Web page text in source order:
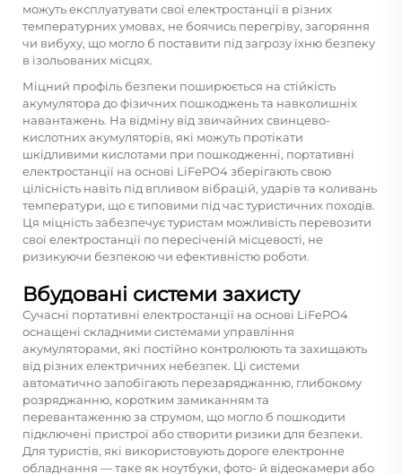
можуть експлуатувати свої електростанції в різних
температурних умовах, не боячись перегріву, загоряння
чи вибуху, що могло б поставити під загрозу їхню безпеку
в ізольованих місцях.
Міцний профіль безпеки поширюється на стійкість
акумулятора до фізичних пошкоджень та навколишніх
навантажень. На відміну від звичайних свинцево-
кислотних акумуляторів, які можуть протікати
шкідливими кислотами при пошкодженні, портативні
електростанції на основі LiFePO4 зберігають свою
цілісність навіть під впливом вібрацій, ударів та коливань
температури, що є типовими під час туристичних походів.
Ця міцність забезпечує туристам можливість перевозити
свої електростанції по пересіченій місцевості, не
ризикуючи безпекою чи ефективністю роботи.
Вбудовані системи захисту
Сучасні портативні електростанції на основі LiFePO4
оснащені складними системами управління
акумуляторами, які постійно контролюють та захищають
від різних електричних небезпек. Ці системи
автоматично запобігають перезаряджанню, глибокому
розряджанню, коротким замиканням та
перевантаженню за струмом, що могло б пошкодити
підключені пристрої або створити ризики для безпеки.
Для туристів, які використовують дороге електронне
обладнання — таке як ноутбуки, фото- й відеокамери або